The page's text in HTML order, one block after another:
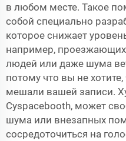
в любом месте. Такое
собой специально
которое снижает
например,
людей или даже шума
потому что вы не
мешали вашей записи.
Cyspacebooth, может
шума или внезапных
сосредоточиться на